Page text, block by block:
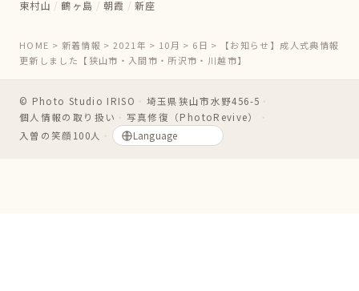
東村山 / 鶴ヶ島 / 朝霞 / 新座
HOME > 新着情報 >2021年 > 10月 > 6日 >
【お知らせ】成人式典情報
更新しました【狭山市・入間市・所沢市・川越市】
© Photo Studio IRISO ・ 埼玉県狭山市水野456-5 ・
個人情報の取り扱い ・ 写真修復（PhotoRevive）
・
入曽の笑顔100人 ・